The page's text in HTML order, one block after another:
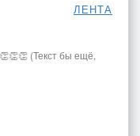
ЛЕНТА
(Текст бы ещё,